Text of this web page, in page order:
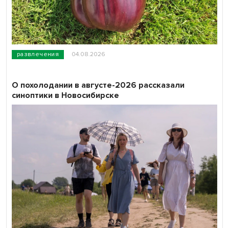
развлечения 04.08.2026
О похолодании в августе-2026 рассказали
синоптики в Новосибирске